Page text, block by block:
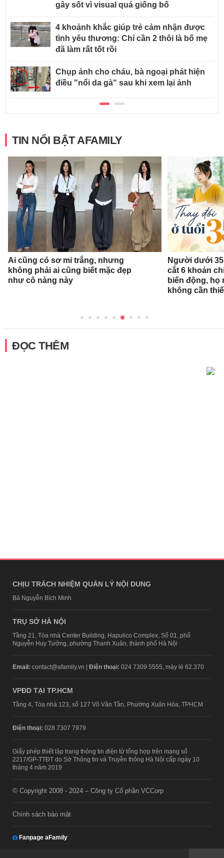
gây sốt vì visual quá giống bố
4 khoảnh khắc giúp trẻ cảm nhận được
tình yêu thương: Chỉ cần 2 thôi là bố mẹ
đã làm rất tốt rồi
Chụp ảnh cho cháu, bà ngoại phát hiện
điều "nổi da gà" sau khi xem lại ảnh
TIN NỔI BẬT AFAMILY
Ai cũng có sơ mi trắng, nhưng
không phải ai cũng biết mặc đẹp
như cô nàng này
Người dưới
cắt 6 khoản
biến động, họ
không cần
ĐỌC THÊM
CHỊU TRÁCH NHIỆM QUẢN LÝ NỘI DUNG
Bà Nguyễn Bích Minh
TRỤ SỞ HÀ NỘI
Tầng 21, Tòa nhà Center Building, Hapulico Complex, Số 01, phố
Nguyễn Huy Tưởng, phường Thanh Xuân, thành phố Hà Nội
Email: contact@afamily.vn | Điện thoại: 024 7309 5555, máy lẻ 62.370
VPĐD TẠI TP.HCM
Tầng 4, Tòa nhà 123, số 127 Võ Văn Tần, Phường Xuân Hòa, TPHCM
Điện thoại: 028 7307 7979
Giấy phép thiết lập trang thông tin điện tử tổng hợp trên mạng số
2217/GP-TTĐT do Sở Thông tin và Truyền thông Hà Nội cấp ngày 10
tháng 4 năm 2019
© Copyright 2008 - 2024 – Công ty Cổ phần VCCorp
Chính sách bảo mật
Fanpage aFamily